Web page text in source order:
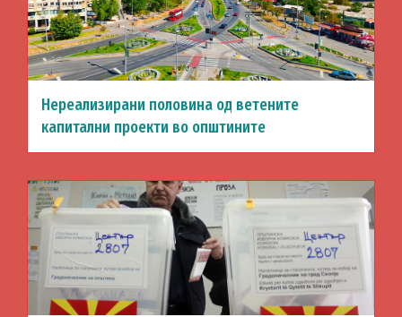
Нереализирани половина од ветените
капитални проекти во општините